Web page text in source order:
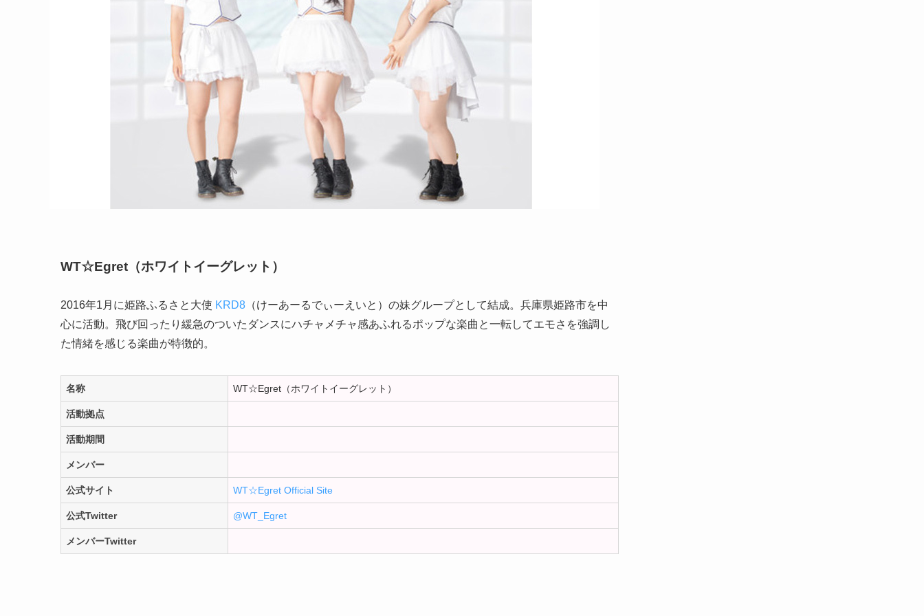
WT☆Egret（ホワイトイーグレット）
2016年1月に姫路ふるさと大使 KRD8 （けーあーるでぃーえいと）の妹グループとして結成。兵庫県姫路市を中
心に活動。飛び回ったり緩急のついたダンスにハチャメチャ感あふれるポップな楽曲と一転してエモさを強調し
た情緒を感じる楽曲が特徴的。
名称 WT☆Egret（ホワイトイーグレット）
活動拠点
活動期間
メンバー
公式サイト WT☆Egret Official Site
公式Twitter @WT_Egret
メンバーTwitter